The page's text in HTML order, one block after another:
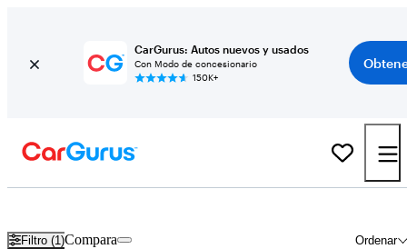
CarGurus: Autos nuevos y usados
Con Modo de concesionario
150K+
Filtro (1) Ordenar
Compara